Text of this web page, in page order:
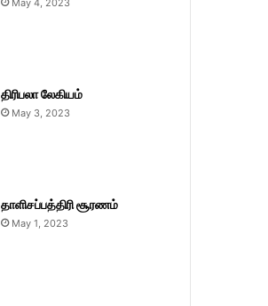
May 4, 2023
திரிபலா லேகியம்
May 3, 2023
தாளிசப்பத்திரி சூரணம்
May 1, 2023